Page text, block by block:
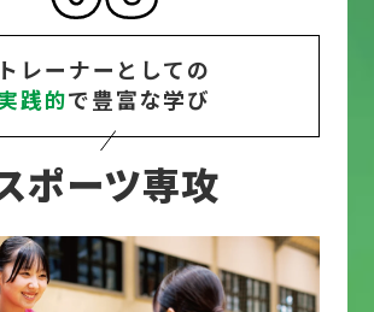
トレーナーとしての
践的で豊富な学び
ポーツ専攻